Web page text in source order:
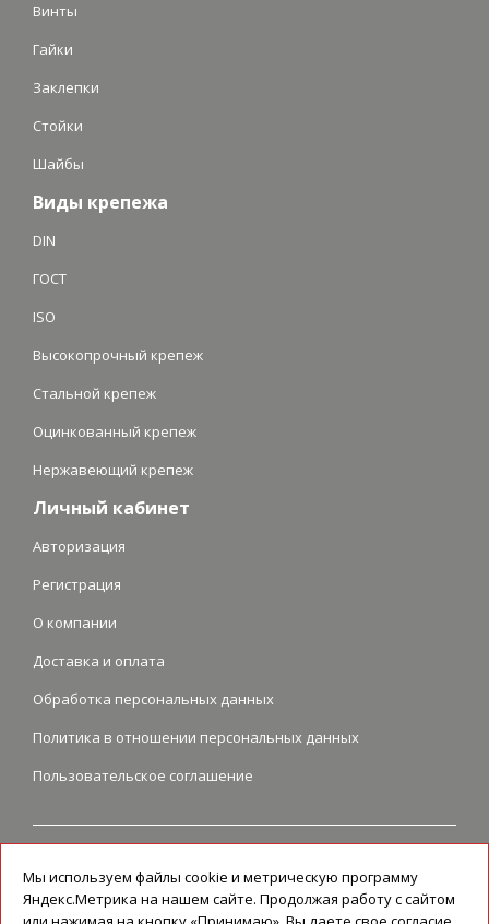
Винты
Гайки
Заклепки
Стойки
Шайбы
Виды крепежа
DIN
ГОСТ
ISO
Высокопрочный крепеж
Стальной крепеж
Оцинкованный крепеж
Нержавеющий крепеж
Личный кабинет
Авторизация
Регистрация
О компании
Доставка и оплата
Обработка персональных данных
Политика в отношении персональных данных
Пользовательское соглашение
материалов возможно только при наличии ссылки на
первоисточник.
Мы используем файлы cookie и метрическую программу
Яндекс.Метрика на нашем сайте. Продолжая работу с сайтом